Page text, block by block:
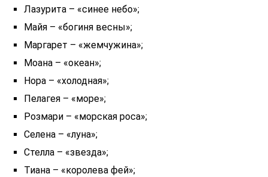
Лазурита – «синее небо»;
Майя – «богиня весны»;
Маргарет – «жемчужина»;
Моана – «океан»;
Нора – «холодная»;
Пелагея – «море»;
Розмари – «морская роса»;
Селена – «луна»;
Стелла – «звезда»;
Тиана – «королева фей»;